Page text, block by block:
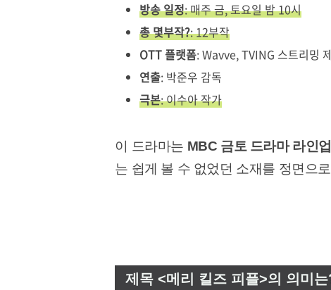
방송 일정: 매주 금, 토요일 밤 10시
총 몇부작?: 12부작
OTT 플랫폼: Wavve, TVING 스트리밍
연출: 박준우 감독
극본: 이수아 작가
이 드라마는 MBC 금토 드라마 라인
는 쉽게 볼 수 없었던 소재를 정면으
제목 <메리 킬즈 피플>의 의미는